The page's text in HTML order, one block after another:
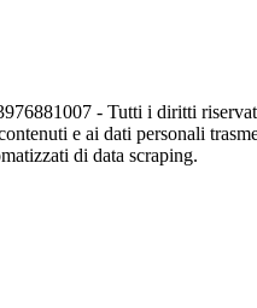
- Tutti i diritti
e ai dati personali
di data scraping.